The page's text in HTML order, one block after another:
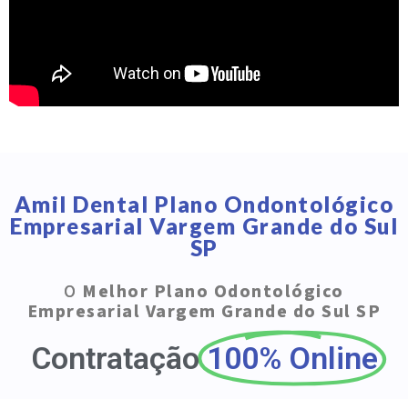
Amil Dental Plano Ondontológico
Empresarial Vargem Grande do Sul
SP
O Melhor Plano Odontológico
Empresarial Vargem Grande do Sul SP
Contratação 100% Online